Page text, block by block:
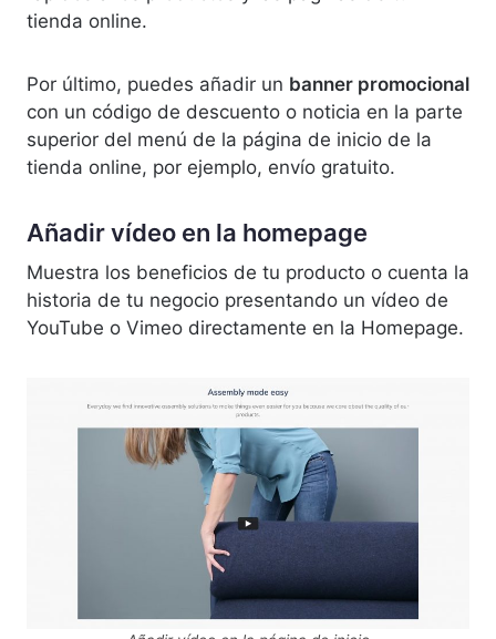
tienda online.
Por último, puedes añadir un banner promocional
con un código de descuento o noticia en la parte
superior del menú de la página de inicio de la
tienda online, por ejemplo, envío gratuito.
Añadir vídeo en la homepage
Muestra los beneficios de tu producto o cuenta la
historia de tu negocio presentando un vídeo de
YouTube o Vimeo directamente en la Homepage.